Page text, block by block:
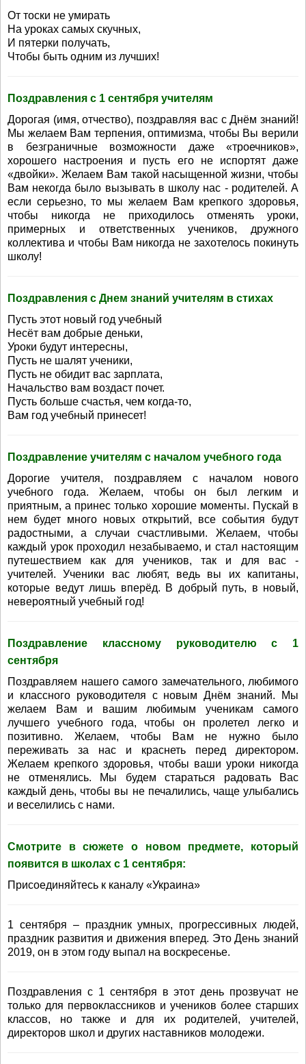
От тоски не умирать
На уроках самых скучных,
И пятерки получать,
Чтобы быть одним из лучших!
Поздравления с 1 сентября учителям
Дорогая (имя, отчество), поздравляя вас с Днём знаний!
Мы желаем Вам терпения, оптимизма, чтобы Вы верили
в безграничные возможности даже «троечников»,
хорошего настроения и пусть его не испортят даже
«двойки». Желаем Вам такой насыщенной жизни, чтобы
Вам некогда было вызывать в школу нас - родителей. А
если серьезно, то мы желаем Вам крепкого здоровья,
чтобы никогда не приходилось отменять уроки,
примерных и ответственных учеников, дружного
коллектива и чтобы Вам никогда не захотелось покинуть
школу!
Поздравления с Днем знаний учителям в стихах
Пусть этот новый год учебный
Несёт вам добрые деньки,
Уроки будут интересны,
Пусть не шалят ученики,
Пусть не обидит вас зарплата,
Начальство вам воздаст почет.
Пусть больше счастья, чем когда-то,
Вам год учебный принесет!
Поздравление учителям с началом учебного года
Дорогие учителя, поздравляем с началом нового
учебного года. Желаем, чтобы он был легким и
приятным, а принес только хорошие моменты. Пускай в
нем будет много новых открытий, все события будут
радостными, а случаи счастливыми. Желаем, чтобы
каждый урок проходил незабываемо, и стал настоящим
путешествием как для учеников, так и для вас -
учителей. Ученики вас любят, ведь вы их капитаны,
которые ведут лишь вперёд. В добрый путь, в новый,
невероятный учебный год!
Поздравление классному руководителю с 1
сентября
Поздравляем нашего самого замечательного, любимого
и классного руководителя с новым Днём знаний. Мы
желаем Вам и вашим любимым ученикам самого
лучшего учебного года, чтобы он пролетел легко и
позитивно. Желаем, чтобы Вам не нужно было
переживать за нас и краснеть перед директором.
Желаем крепкого здоровья, чтобы ваши уроки никогда
не отменялись. Мы будем стараться радовать Вас
каждый день, чтобы вы не печалились, чаще улыбались
и веселились с нами.
Смотрите в сюжете о новом предмете, который
появится в школах с 1 сентября:
Присоединяйтесь к каналу «Украина»
1 сентября – праздник умных, прогрессивных людей,
праздник развития и движения вперед. Это День знаний
2019, он в этом году выпал на воскресенье.
Поздравления с 1 сентября в этот день прозвучат не
только для первоклассников и учеников более старших
классов, но также и для их родителей, учителей,
директоров школ и других наставников молодежи.